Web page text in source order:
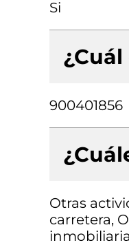
Si
¿Cuál
900401856
Otras
carretera,